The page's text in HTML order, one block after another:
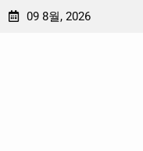
중요 메일메일 제목정준
09 8월, 2026